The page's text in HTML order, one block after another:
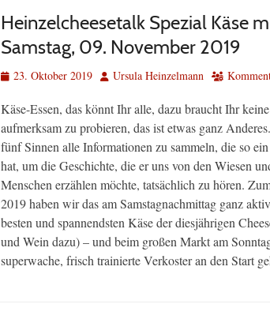
Heinzelcheesetalk Spezial Käse
Samstag, 09. November 2019
Veröffentlicht
23. Oktober 2019 AutorUrsula Heinzelmann
Käse-Essen, das könnt Ihr alle, dazu braucht Ihr
aufmerksam zu probieren, das ist etwas ganz
fünf Sinnen alle Informationen zu sammeln, die so
hat, um die Geschichte, die er uns von den Wiesen
Menschen erzählen möchte, tatsächlich zu hören.
2019 haben wir das am Samstagnachmittag ganz
besten und spannendsten Käse der diesjährigen
und Wein dazu) – und beim großen Markt am
superwache, frisch trainierte Verkoster an den Start